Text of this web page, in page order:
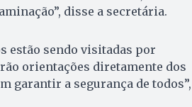
disse a secretária.
estão sendo visitadas por
orientações diretamente dos
garantir a segurança de todos”,